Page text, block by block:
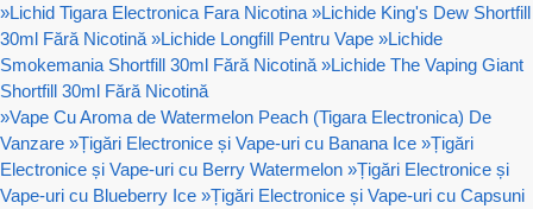
»Lichid Tigara Electronica Fara Nicotina »Lichide King's Dew Shortfill
30ml Fără Nicotină »Lichide Longfill Pentru Vape »Lichide
Smokemania Shortfill 30ml Fără Nicotină »Lichide The Vaping Giant
Shortfill 30ml Fără Nicotină
»Vape Cu Aroma de Watermelon Peach (Tigara Electronica) De
Vanzare »Țigări Electronice și Vape-uri cu Banana Ice »Țigări
Electronice și Vape-uri cu Berry Watermelon »Țigări Electronice și
Vape-uri cu Blueberry Ice »Țigări Electronice și Vape-uri cu Capsuni